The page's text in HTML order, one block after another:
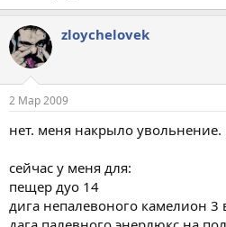
zloychelovek
2 Мар 2009
нет. меня накрыло
сейчас у меня для:
пещер дуо 14
дига непалевоного камелион 3